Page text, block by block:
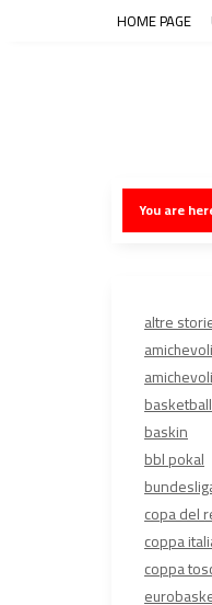
HOME PAGE
You are
altre
amichevoli
baskin
bbl pokal
copa del
coppa
coppa